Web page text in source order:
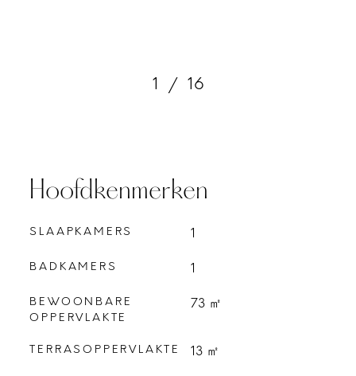
1 / 16
Hoofdkenmerken
SLAAPKAMERS 1
BADKAMERS 1
BEWOONBARE
OPPERVLAKTE
73 ㎡
TERRASOPPERVLAKTE 13 ㎡